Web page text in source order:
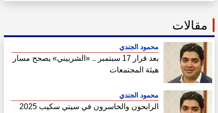
مقالات
محمود الجندي
بعد قرار 17 سبتمبر .. «الشربيني» يصحح مسار
هيئة المجتمعات
محمود الجندي
الرابحون والخاسرون في سيتي سكيب 2025